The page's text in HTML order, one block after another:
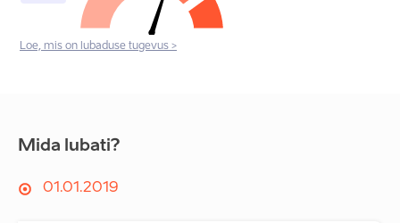
Loe, mis on lubaduse tugevus >
Mida lubati?
01.01.2019